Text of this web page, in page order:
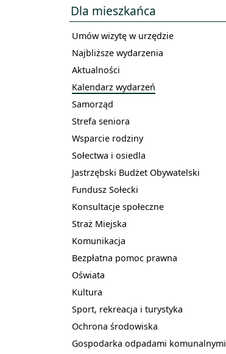
Dla mieszkańca
Umów wizytę w urzędzie
Najbliższe wydarzenia
Aktualności
Kalendarz wydarzeń
Samorząd
Strefa seniora
Wsparcie rodziny
Sołectwa i osiedla
Jastrzębski Budżet Obywatelski
Fundusz Sołecki
Konsultacje społeczne
Straż Miejska
Komunikacja
Bezpłatna pomoc prawna
Oświata
Kultura
Sport, rekreacja i turystyka
Ochrona środowiska
Gospodarka odpadami komunalnymi